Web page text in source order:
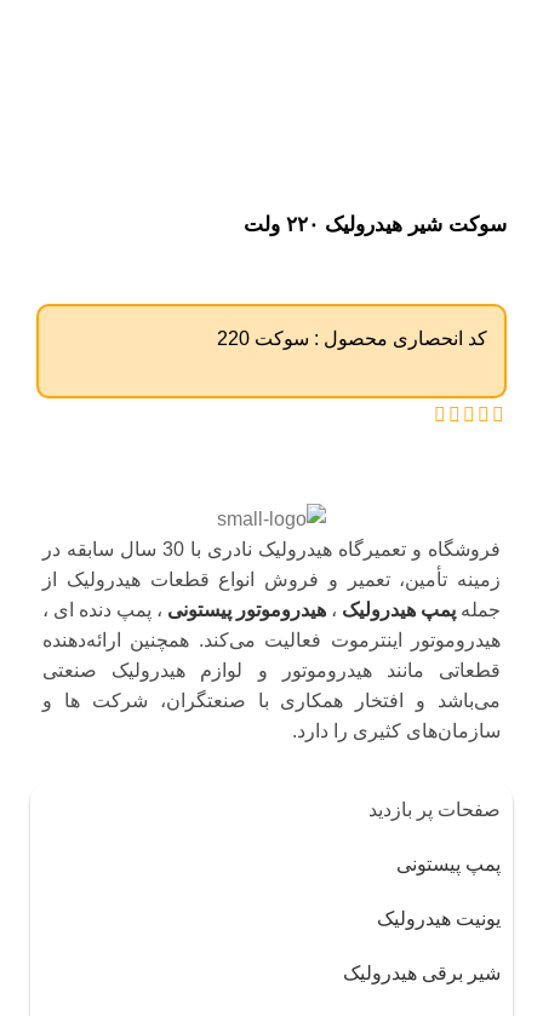
سوکت شیر هیدرولیک ۲۲۰ ولت
کد انحصاری محصول : سوکت 220
فروشگاه و تعمیرگاه هیدرولیک نادری با 30 سال سابقه در
زمینه تأمین، تعمیر و فروش انواع قطعات هیدرولیک از
جمله پمپ هیدرولیک ، هیدروموتور پیستونی ، پمپ دنده ای ،
هیدروموتور اینترموت فعالیت می‌کند. همچنین ارائه‌دهنده
قطعاتی مانند هیدروموتور و لوازم هیدرولیک صنعتی
می‌باشد و افتخار همکاری با صنعتگران، شرکت ها و
سازمان‌های کثیری را دارد.
صفحات پر بازدید
پمپ پیستونی
یونیت هیدرولیک
شیر برقی هیدرولیک